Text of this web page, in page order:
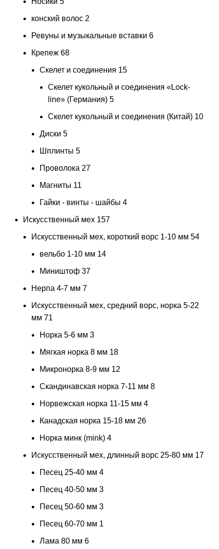
конский волос 2
Ревуны и музыкальные вставки 6
Крепеж 68
Скелет и соединения 15
Скелет кукольный и соединения «Lock-
line» (Германия) 5
Скелет кукольный и соединения (Китай) 10
Диски 5
Шплинты 5
Проволока 27
Магниты 11
Гайки - винты - шайбы 4
Искусственный мех 157
Искусственный мех, короткий ворс 1-10 мм 54
вельбо 1-10 мм 14
Миништоф 37
Нерпа 4-7 мм 7
Искусственный мех, средний ворс, норка 5-22
мм 71
Норка 5-6 мм 3
Мягкая норка 8 мм 18
Микронорка 8-9 мм 12
Скандинавская норка 7-11 мм 8
Норвежская норка 11-15 мм 4
Канадская норка 15-18 мм 26
Норка минк (mink) 4
Искусственный мех, длинный ворс 25-80 мм 17
Песец 25-40 мм 4
Песец 40-50 мм 3
Песец 50-60 мм 3
Песец 60-70 мм 1
Лама 80 мм 6